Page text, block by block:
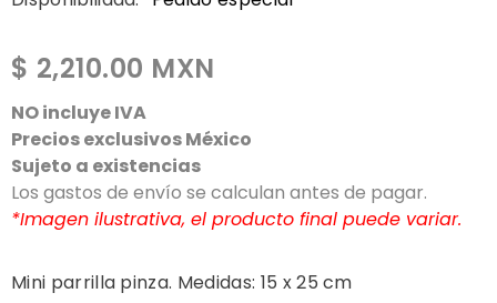
$ 2,210.00 MXN
NO incluye IVA
Precios exclusivos México
Sujeto a existencias
Los gastos de envío se calculan antes de pagar.
*Imagen ilustrativa, el producto final puede variar.
Mini parrilla pinza. Medidas: 15 x 25 cm